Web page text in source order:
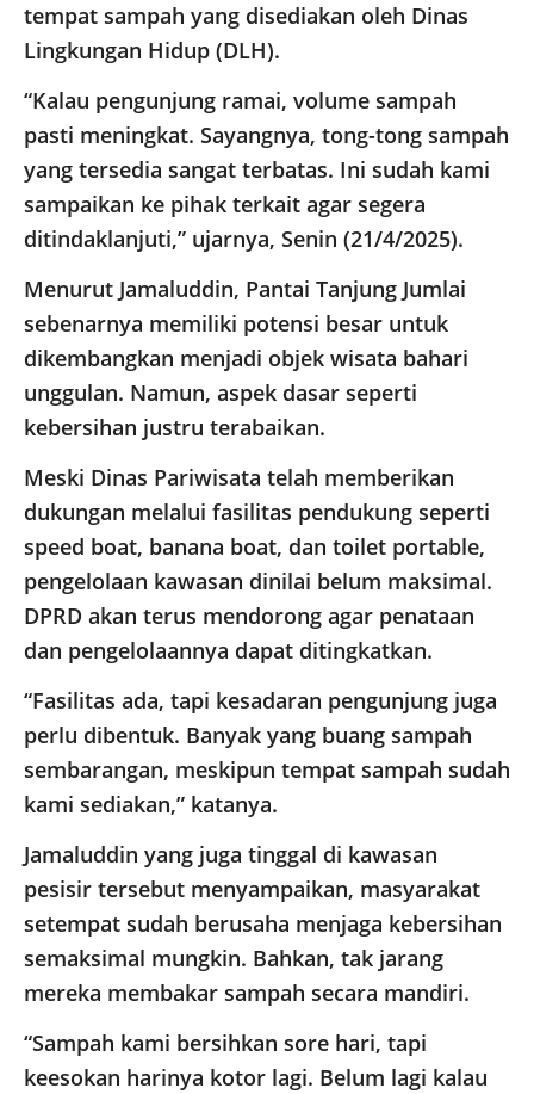
tempat sampah yang disediakan oleh Dinas
Lingkungan Hidup (DLH).
“Kalau pengunjung ramai, volume sampah
pasti meningkat. Sayangnya, tong-tong sampah
yang tersedia sangat terbatas. Ini sudah kami
sampaikan ke pihak terkait agar segera
ditindaklanjuti,” ujarnya, Senin (21/4/2025).
Menurut Jamaluddin, Pantai Tanjung Jumlai
sebenarnya memiliki potensi besar untuk
dikembangkan menjadi objek wisata bahari
unggulan. Namun, aspek dasar seperti
kebersihan justru terabaikan.
Meski Dinas Pariwisata telah memberikan
dukungan melalui fasilitas pendukung seperti
speed boat, banana boat, dan toilet portable,
pengelolaan kawasan dinilai belum maksimal.
DPRD akan terus mendorong agar penataan
dan pengelolaannya dapat ditingkatkan.
“Fasilitas ada, tapi kesadaran pengunjung juga
perlu dibentuk. Banyak yang buang sampah
sembarangan, meskipun tempat sampah sudah
kami sediakan,” katanya.
Jamaluddin yang juga tinggal di kawasan
pesisir tersebut menyampaikan, masyarakat
setempat sudah berusaha menjaga kebersihan
semaksimal mungkin. Bahkan, tak jarang
mereka membakar sampah secara mandiri.
“Sampah kami bersihkan sore hari, tapi
keesokan harinya kotor lagi. Belum lagi kalau